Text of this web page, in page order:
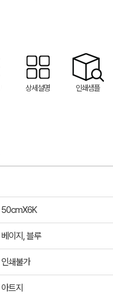
상세설명 인쇄샘플
50cmX6K
베이지, 블루
인쇄불가
아트지